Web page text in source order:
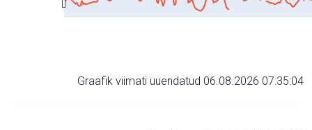
Graafik viimati uuendatud 06.08.2026 07:35:04